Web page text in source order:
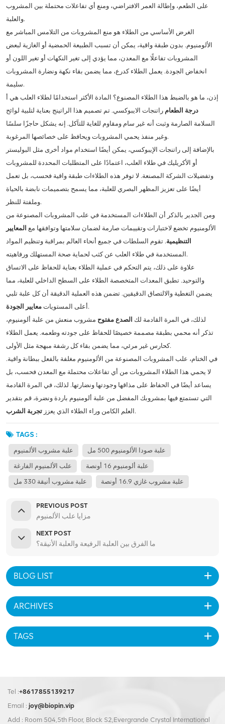
على الطعم، وإطالة العمر الافتراضي، ومنع أي تفاعلات محتملة بين المشروب
والعلبة.
الغرض الأساسي من الطلاء هو منع المشروبات من التلامس المباشر مع
الألومنيوم. بدون طبقة واقية، يمكن أن تسبب الطبيعة الحمضية أو الغازية لبعض
المشروبات تفاعلًا مع المعدن، مما يؤدي إلى تغير النكهات أو تغير اللون أو
انخفاض الجودة. يعمل الطلاء كدرع، مما يضمن بقاء نكهة ونضارة المشروبات
سليمة.
إذن، ما هو بالضبط هذا الطلاء المصنوع؟ المادة الأكثر استخدامًا لطلاء العلب هي أ
درجة الطعام راتنجات الايبوكسي. تم تصميم هذا الراتينج بعناية لتلبية لوائح
السلامة الصارمة وثبت أنه غير سام ومقاوم للغاية للتآكل. إنه يشكل حاجزًا سلسًا
وغير منفذ يحمي المشروبات ويحافظ على خصائصها المرغوبة.
بالإضافة إلى راتنجات الإيبوكسي، يمكن أيضًا استخدام مواد أخرى مثل البوليستر
أو الأكريليك في طلاء العلب، اعتمادًا على المتطلبات المحددة للمشروبات
وتفضيلات الشركة المصنعة. لا توفر هذه الطلاءات طبقة واقية فحسب، بل تعمل
أيضًا على تعزيز المظهر البصري للعلبة، مما يسمح بتصميمات نابضة بالحياة
وملفتة للنظر.
ومن الجدير بالذكر أن الطلاءات المستخدمة في علب المشروبات المصنوعة من
الألومنيوم تخضع لاختبارات وتقييمات صارمة لضمان سلامتها وتوافقها مع المعايير
التنظيمية. تقوم السلطات في جميع أنحاء العالم بمراقبة وتنظيم المواد
المستخدمة في طلاء العلب عن كثب لحماية صحة المستهلك ورفاهيته.
علاوة على ذلك، يتم التحكم في عملية الطلاء بعناية للحفاظ على الاتساق
والتوحيد. تطبق المعدات المتخصصة الطلاء على السطح الداخلي للعلبة، مما
يضمن التغطية والالتصاق الدقيقين. تضمن هذه العملية الدقيقة أن كل علبة تلبي
أعلى المستويات معايير الجودة
.
لذلك، في المرة القادمة لك الصدع مفتوح مشروب منعش من علبة ألومنيوم،
تذكر أنه محمي بطبقة مصممة خصيصًا للحفاظ على جودته وطعمه. يعمل الطلاء
كحارس غير مرئي، مما يضمن بقاء كل رشفة مبهجة مثل الأولى.
في الختام، علب المشروبات المصنوعة من الألومنيوم مغلفة بالفعل ببطانة واقية.
لا يحمي هذا الطلاء المشروبات من أي تفاعلات محتملة مع المعدن فحسب، بل
يساعد أيضًا في الحفاظ على مذاقها وجودتها ونضارتها. لذلك، في المرة القادمة
التي تستمتع فيها بمشروبك المفضل من علبة ألومنيوم باردة ونضرة، قم بتقدير
العلم الكامن وراء الطلاء الذي يعزز تجربة الشرب .
TAGS :
علبة مشروب الألمنيوم علبة صودا الألومنيوم 500 مل
علب الألمنيوم الفارغة علبة ألومنيوم 16 أونصة
علبة مشروب أنيقة 330 مل علبة مشروب غازي 16.9 أونصة
PREVIOUS POST
مزايا علب الألمنيوم
NEXT POST
ما الفرق بين العلبة الرفيعة والعلبة الأنيقة؟
BLOG LIST
ARCHIVES
TAGS
Tel :+8617855139217
Email : joy@biopin.vip
Add : Room 504,5th Floor, Block S2,Evergrande Crystal International